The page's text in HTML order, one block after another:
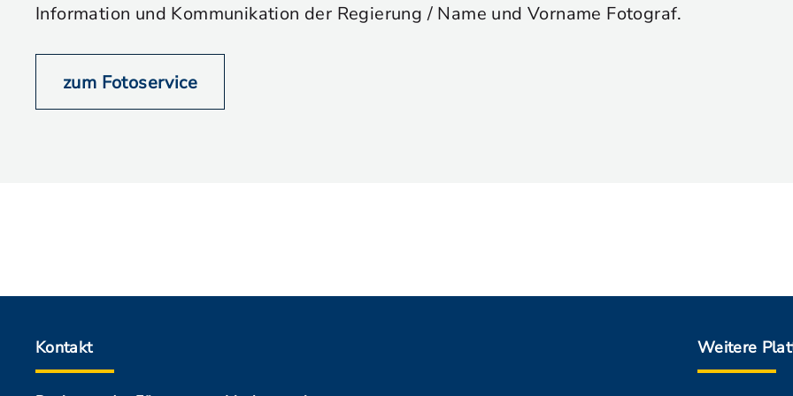
Information und Kommunikation der Regierung / Name und Vorname Fotograf.
zum Fotoservice
Kontakt Weitere